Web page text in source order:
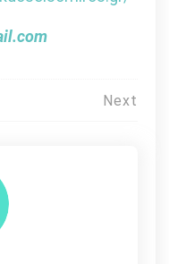
Next